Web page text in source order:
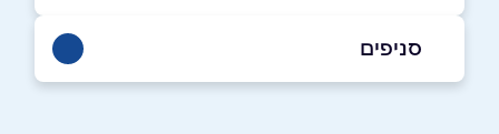
באתר
סניפים